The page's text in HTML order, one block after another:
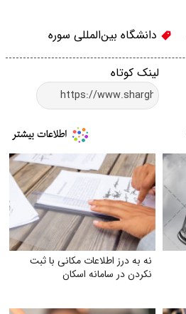
دانشگاه بين‌المللی سوره
لینک کوتاه
نه به درز اطلاعات مکانی با ثبت
نکردن در سامانه اسکان